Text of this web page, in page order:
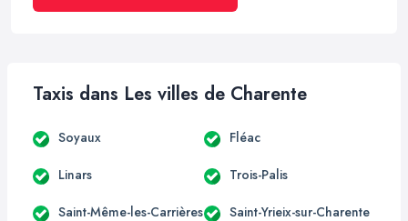
Taxis dans Les villes de Charente
Soyaux Fléac
Linars Trois-Palis
Saint-Même-les-Carrières Saint-Yrieix-sur-Charente